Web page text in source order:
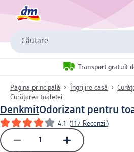
Căutare
Transport gratuit
Pagina principală Îngrijire casă
Curățarea toaletei
DenkmitOdorizant pentru
4.1 (117 Recenzii)